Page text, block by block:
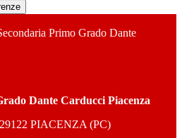
Primo Grado Dante
Dante Carducci Piacenza
PIACENZA (PC)